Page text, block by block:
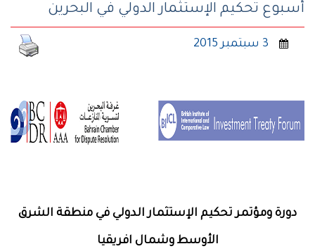
أسبوع تحكيم الإستثمار الدولي في البحرين
3 سبتمبر 2015
دورة ومؤتمر تحكيم الإستثمار الدولي في منطقة الشرق
الأوسط وشمال افريقيا